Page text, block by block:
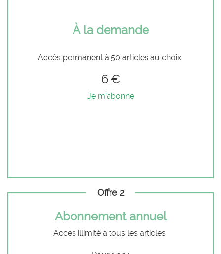
À la demande
Accès permanent à 50 articles au choix
6 €
Je m'abonne
Offre 2
Abonnement annuel
Accès illimité à tous les articles